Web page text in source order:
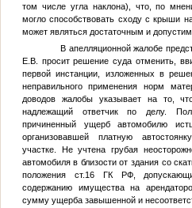
том числе угла наклона), что, по
могло способствовать сходу с крыши
может являться достаточным и
В апелляционной жалобе
Е.В. просит решение суда отменить,
первой инстанции, изложенных в
неправильного применения норм
доводов жалобы указывает на то,
надлежащий ответчик по делу.
причиненный ущерб автомобилю
организовавшей платную
участке. Не учтена грубая
автомобиля в близости от здания со
положения ст.16 ГК РФ,
содержанию имущества на
сумму ущерба завышенной и